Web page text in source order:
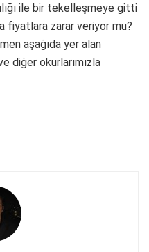
ile bir tekelleşmeye gitti
fiyatlara zarar veriyor mu?
aşağıda yer alan
diğer okurlarımızla